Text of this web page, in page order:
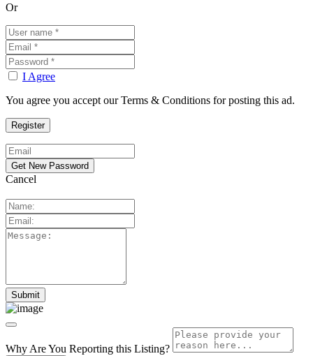
Or
I Agree
You agree you accept our Terms & Conditions for posting this ad.
Cancel
Why Are You Reporting this Listing?